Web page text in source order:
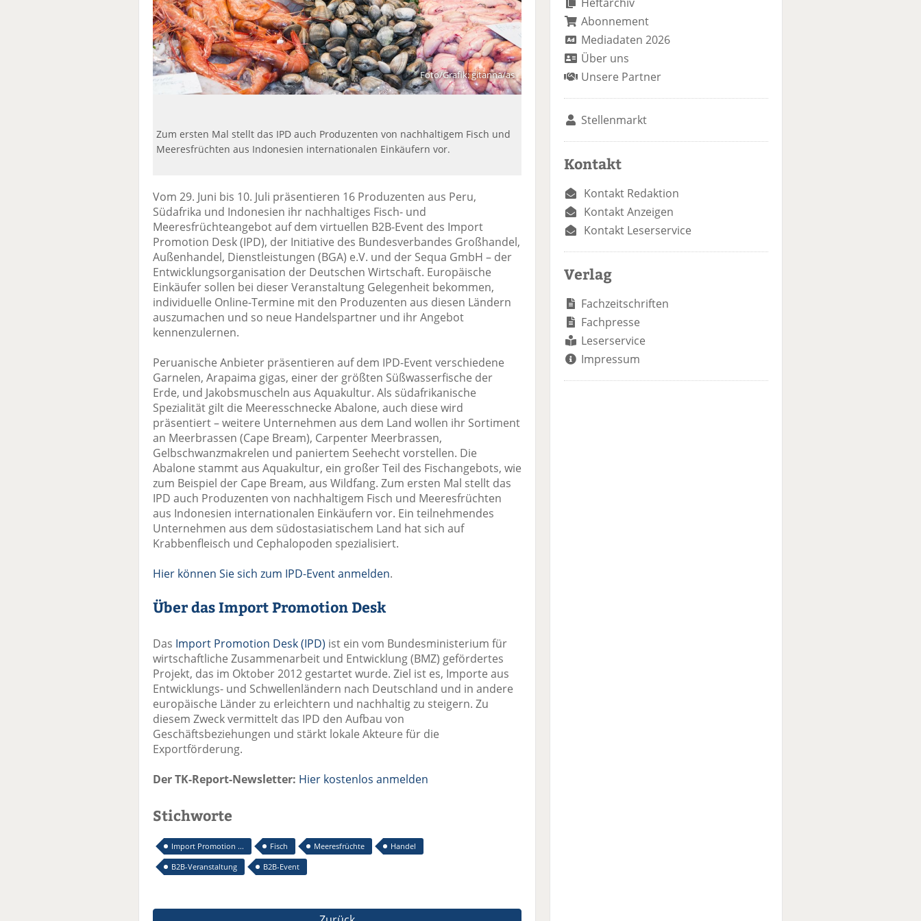
Foto/Grafik: gitanna/as
Zum ersten Mal stellt das IPD auch Produzenten von nachhaltigem Fisch und
Meeresfrüchten aus Indonesien internationalen Einkäufern vor.
Vom 29. Juni bis 10. Juli präsentieren 16 Produzenten aus Peru,
Südafrika und Indonesien ihr nachhaltiges Fisch- und
Meeresfrüchteangebot auf dem virtuellen B2B-Event des Import
Promotion Desk (IPD), der Initiative des Bundesverbandes Großhandel,
Außenhandel, Dienstleistungen (BGA) e.V. und der Sequa GmbH – der
Entwicklungsorganisation der Deutschen Wirtschaft. Europäische
Einkäufer sollen bei dieser Veranstaltung Gelegenheit bekommen,
individuelle Online-Termine mit den Produzenten aus diesen Ländern
auszumachen und so neue Handelspartner und ihr Angebot
kennenzulernen.
Peruanische Anbieter präsentieren auf dem IPD-Event verschiedene
Garnelen, Arapaima gigas, einer der größten Süßwasserfische der
Erde, und Jakobsmuscheln aus Aquakultur. Als südafrikanische
Spezialität gilt die Meeresschnecke Abalone, auch diese wird
präsentiert – weitere Unternehmen aus dem Land wollen ihr Sortiment
an Meerbrassen (Cape Bream), Carpenter Meerbrassen,
Gelbschwanzmakrelen und paniertem Seehecht vorstellen. Die
Abalone stammt aus Aquakultur, ein großer Teil des Fischangebots, wie
zum Beispiel der Cape Bream, aus Wildfang. Zum ersten Mal stellt das
IPD auch Produzenten von nachhaltigem Fisch und Meeresfrüchten
aus Indonesien internationalen Einkäufern vor. Ein teilnehmendes
Unternehmen aus dem südostasiatischem Land hat sich auf
Krabbenfleisch und Cephalopoden spezialisiert.
Hier können Sie sich zum IPD-Event anmelden.
Über das Import Promotion Desk
Das Import Promotion Desk (IPD) ist ein vom Bundesministerium für
wirtschaftliche Zusammenarbeit und Entwicklung (BMZ) gefördertes
Projekt, das im Oktober 2012 gestartet wurde. Ziel ist es, Importe aus
Entwicklungs- und Schwellenländern nach Deutschland und in andere
europäische Länder zu erleichtern und nachhaltig zu steigern. Zu
diesem Zweck vermittelt das IPD den Aufbau von
Geschäftsbeziehungen und stärkt lokale Akteure für die
Exportförderung.
Der TK-Report-Newsletter: Hier kostenlos anmelden
Stichworte
Import Promotion ... Fisch Meeresfrüchte
Handel
B2B-Veranstaltung
B2B-Event
Abonnement
Mediadaten 2026
Über uns
Unsere Partner
Stellenmarkt
Kontakt
Kontakt Redaktion
Kontakt Anzeigen
Kontakt Leserservice
Verlag
Fachzeitschriften
Fachpresse
Leserservice
Impressum